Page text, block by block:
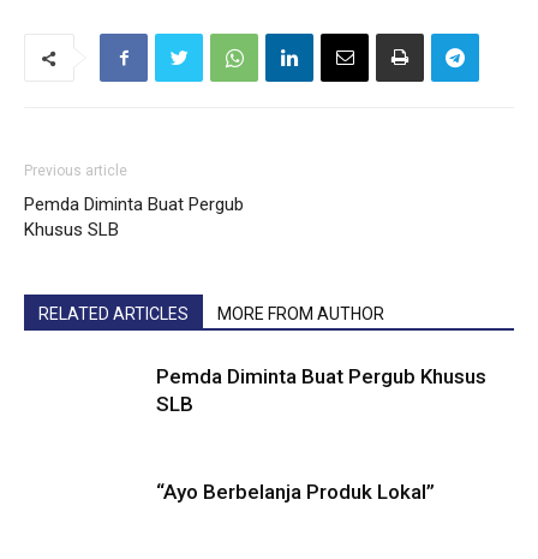
Previous article
Pemda Diminta Buat Pergub
Khusus SLB
RELATED ARTICLES MORE FROM AUTHOR
Pemda Diminta Buat Pergub Khusus
SLB
“Ayo Berbelanja Produk Lokal”